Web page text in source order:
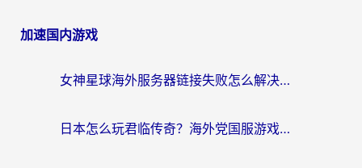
加速国内游戏
女神星球海外服务器链接失败怎么解决？海外党国服游戏加速避坑指南
日本怎么玩君临传奇？海外党国服游戏加速避坑指南（附菲律宾欧洲玩家实测）